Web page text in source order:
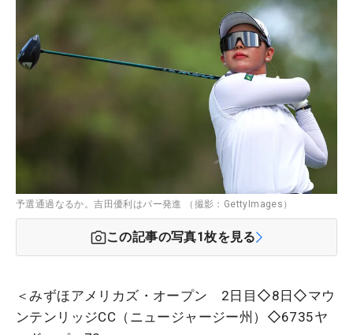
予選通過なるか。吉田優利はパー発進 （撮影：GettyImages）
この記事の写真1枚を見る
＜みずほアメリカズ・オープン 2日目◇8日◇マウ
ンテンリッジCC（ニュージャージー州）◇6735ヤ